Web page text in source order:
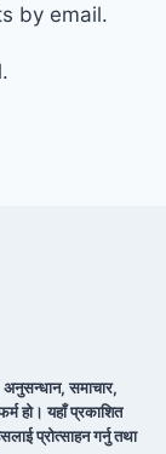
by email.
अनुसन्धान, समाचार,
हो। यहाँ प्रकाशित
प्रोत्साहन गर्नु तथा